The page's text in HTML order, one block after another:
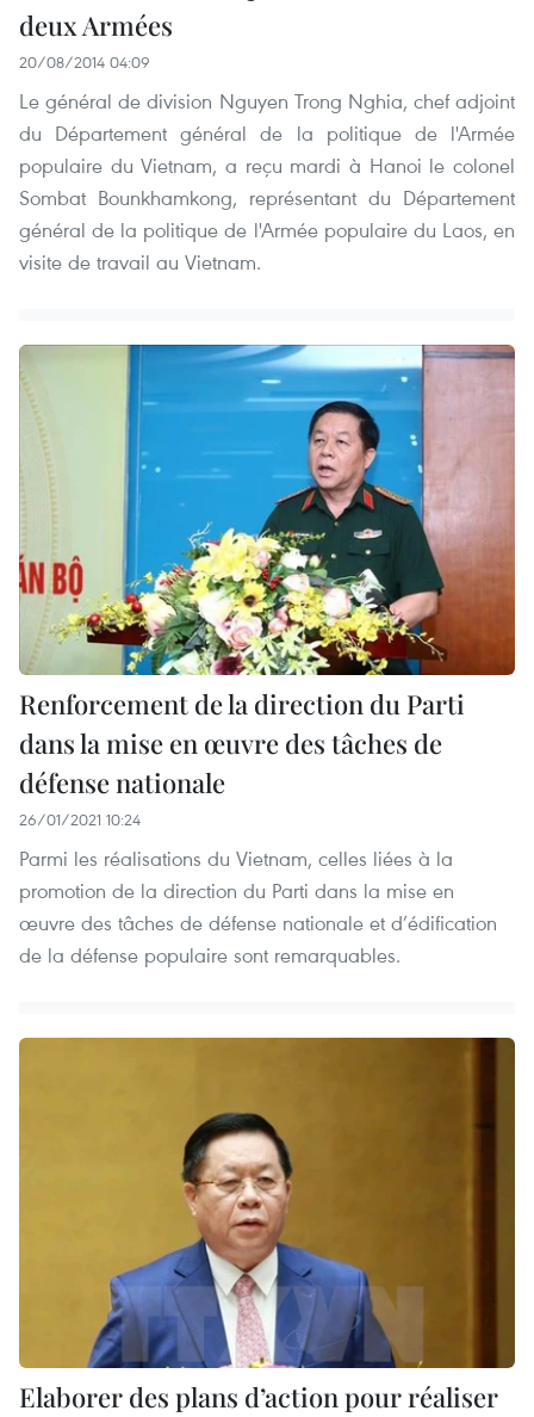
deux Armées
20/08/2014 04:09
Le général de division Nguyen Trong Nghia, chef adjoint
du Département général de la politique de l'Armée
populaire du Vietnam, a reçu mardi à Hanoi le colonel
Sombat Bounkhamkong, représentant du Département
général de la politique de l'Armée populaire du Laos, en
visite de travail au Vietnam.
Renforcement de la direction du Parti
dans la mise en œuvre des tâches de
défense nationale
26/01/2021 10:24
Parmi les réalisations du Vietnam, celles liées à la
promotion de la direction du Parti dans la mise en
œuvre des tâches de défense nationale et d’édification
de la défense populaire sont remarquables.
Elaborer des plans d’action pour réaliser